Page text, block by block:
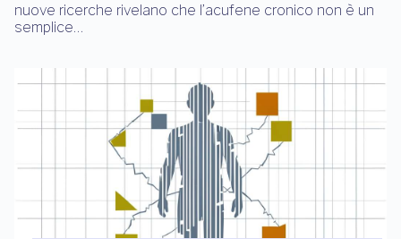
nuove ricerche rivelano che l’acufene cronico non è un
semplice…